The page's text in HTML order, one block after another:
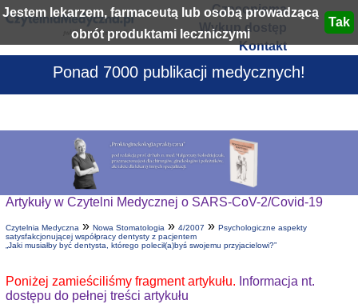
Jestem lekarzem, farmaceutą lub osobą prowadzącą
obrót produktami leczniczymi
Czasopisma
Wykup dostęp
Kontakt
Ponad 7000 publikacji medycznych!
Artykuły w Czytelni Medycznej o SARS-CoV-2/Covid-19
Czytelnia Medyczna» Nowa Stomatologia» 4/2007 » Psychologiczne aspekty
satysfakcjonującej współpracy dentysty z pacjentem
„Jaki musiałby być dentysta, którego polecił(a)byś swojemu przyjacielowi?”
Poniżej zamieściliśmy fragment artykułu. Informacja nt.
dostępu do pełnej treści artykułu